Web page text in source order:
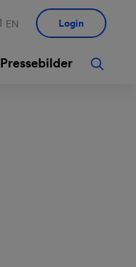
EN Login
Pressebilder